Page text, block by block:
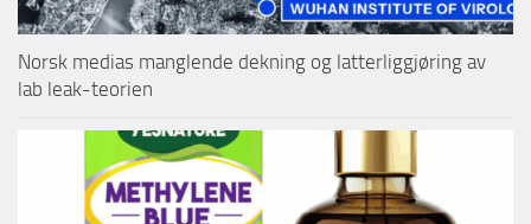
Norsk medias manglende dekning og latterliggjøring av
lab leak-teorien